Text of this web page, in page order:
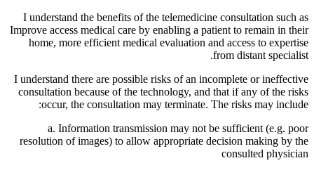
I understand the benefits of the telemedicine consultation such as
Improve access medical care by enabling a patient to remain in their
home, more efficient medical evaluation and access to expertise
from distant specialist.
I understand there are possible risks of an incomplete or ineffective
consultation because of the technology, and that if any of the risks
occur, the consultation may terminate. The risks may include:
a. Information transmission may not be sufficient (e.g. poor
resolution of images) to allow appropriate decision making by the
consulted physician